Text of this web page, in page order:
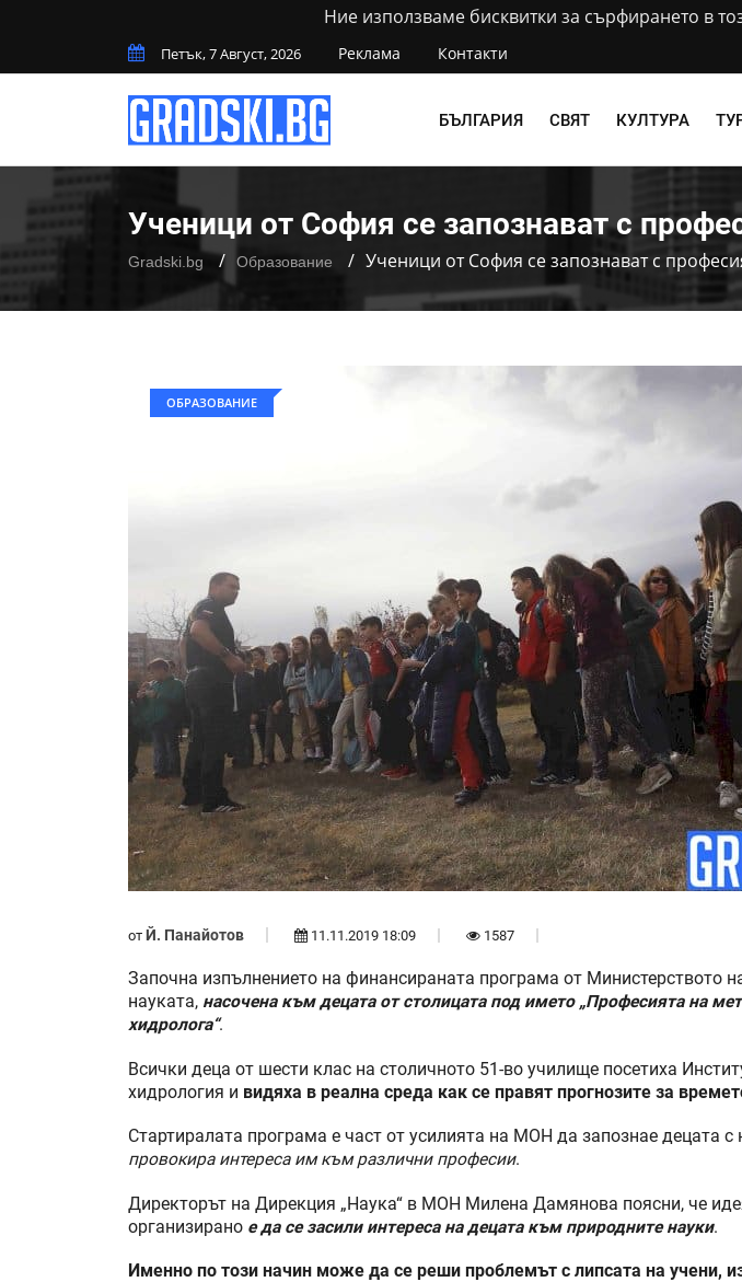
Ние използваме бисквитки за сърфирането в
Петък, 7 Август, 2026 Реклама Контакти
БЪЛГАРИЯ СВЯТ КУЛТУРА
Ученици от София се запознават с
Gradski.bg Образование Ученици от София се запознават с
ОБРАЗОВАНИЕ
от Й. Панайотов 11.11.2019 18:09 1587
Започна изпълнението на финансираната програма от Министерството
науката, насочена към децата от столицата под името „Професията на
хидролога“.
Всички деца от шести клас на столичното 51-во училище посетиха
хидрология и видяха в реална среда как се правят прогнозите за
Стартиралата програма е част от усилията на МОН да запознае децата с
провокира интереса им към различни професии.
Директорът на Дирекция „Наука“ в МОН Милена Дамянова поясни, че
организирано е да се засили интереса на децата към природните науки.
Именно по този начин може да се реши проблемът с липсата на учени,